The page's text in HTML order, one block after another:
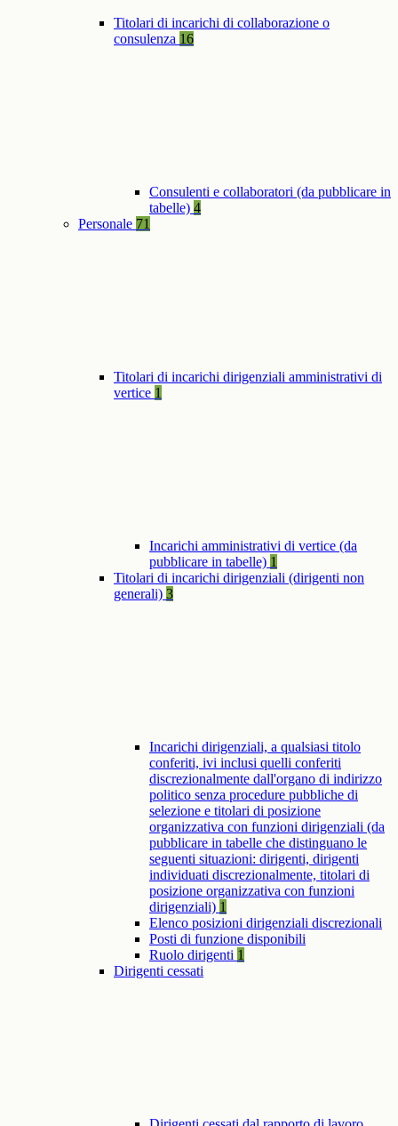
Titolari di incarichi di collaborazione o
consulenza 16
Consulenti e collaboratori (da pubblicare in
tabelle) 4
Personale 71
Titolari di incarichi dirigenziali amministrativi di
vertice 1
Incarichi amministrativi di vertice (da
pubblicare in tabelle) 1
Titolari di incarichi dirigenziali (dirigenti non
generali) 3
Incarichi dirigenziali, a qualsiasi titolo
conferiti, ivi inclusi quelli conferiti
discrezionalmente dall'organo di indirizzo
politico senza procedure pubbliche di
selezione e titolari di posizione
organizzativa con funzioni dirigenziali (da
pubblicare in tabelle che distinguano le
seguenti situazioni: dirigenti, dirigenti
individuati discrezionalmente, titolari di
posizione organizzativa con funzioni
dirigenziali) 1
Elenco posizioni dirigenziali discrezionali
Posti di funzione disponibili
Ruolo dirigenti 1
Dirigenti cessati